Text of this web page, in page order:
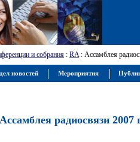
и собрания : RA: Ассамблея
Ассамблея радиосвязи 2007
новостей Мероприятия